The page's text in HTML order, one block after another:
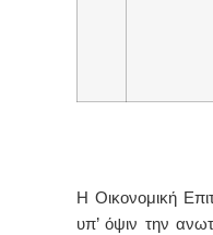
Η Οικονομική
υπ’ όψιν την